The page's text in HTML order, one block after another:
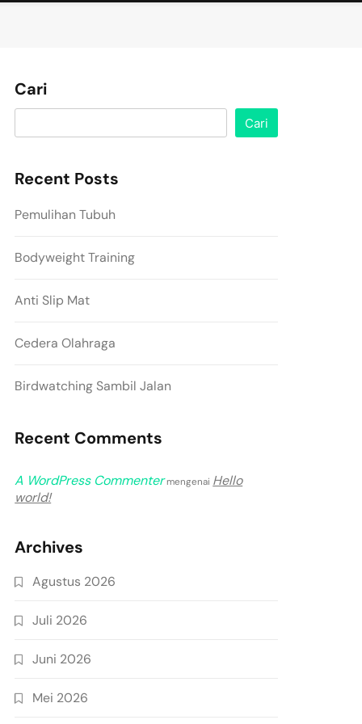
Cari
Cari
Recent Posts
Pemulihan Tubuh
Bodyweight Training
Anti Slip Mat
Cedera Olahraga
Birdwatching Sambil Jalan
Recent Comments
A WordPress Commentermengenai Hello
world!
Archives
Agustus 2026
Juli 2026
Juni 2026
Mei 2026